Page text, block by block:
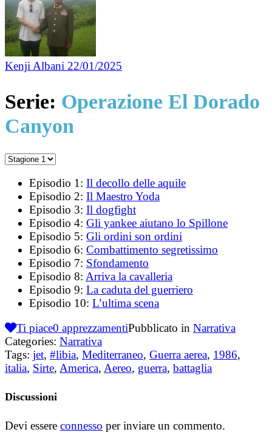
Kenji Albani 22/01/2025
Serie: Operazione El Dorado
Canyon
Episodio 1: Il decollo delle aquile
Episodio 2: Il Maestro Yoda
Episodio 3: Il dogfight
Episodio 4: Gli yankee aiutano lo Spillone
Episodio 5: Gli ordini son ordini
Episodio 6: Combattimento segretissimo
Episodio 7: Sfondamento
Episodio 8: Arriva la cavalleria
Episodio 9: La caduta del guerriero
Episodio 10: L’ultima scena
Ti piace0 apprezzamentiPubblicato in Narrativa
Categories: Narrativa
Tags: jet, #libia, Mediterraneo, Guerra aerea, 1986,
italia, Sirte, America, Aereo, guerra, battaglia
Discussioni
Devi essere connesso per inviare un commento.